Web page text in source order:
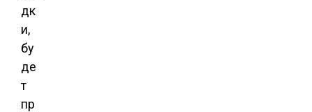
дк
и,
бу
де
т
пр